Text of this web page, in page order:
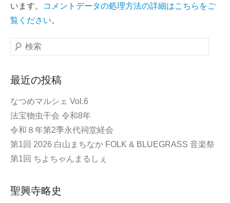
います。
コメントデータの処理方法の詳細はこちらをご
覧ください。
検
最近の投稿
なつめマルシェ Vol.6
法宝物虫干会 令和8年
令和８年第2季永代祠堂経会
第1回 2026 白山まちなか FOLK & BLUEGRASS 音楽祭
第1回 ちよちゃんまるしぇ
聖興寺略史